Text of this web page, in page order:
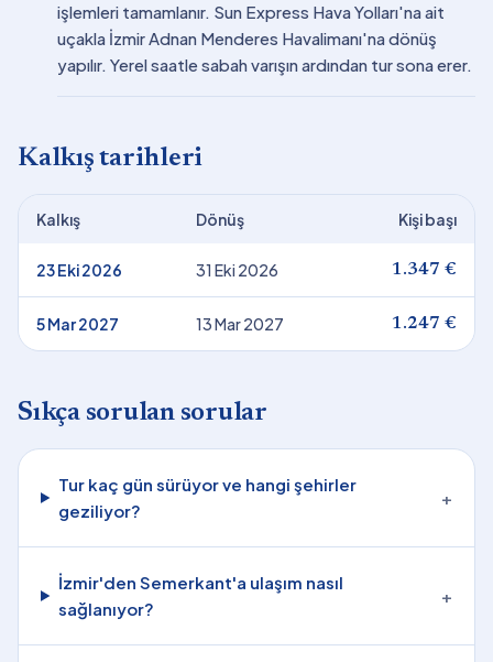
işlemleri tamamlanır. Sun Express Hava Yolları'na ait
uçakla İzmir Adnan Menderes Havalimanı'na dönüş
yapılır. Yerel saatle sabah varışın ardından tur sona erer.
Kalkış tarihleri
Kalkış Dönüş Kişi başı
23 Eki 2026 31 Eki 2026 1.347 €
5 Mar 2027 13 Mar 2027 1.247 €
Sıkça sorulan sorular
Tur kaç gün sürüyor ve hangi şehirler
geziliyor?
+
İzmir'den Semerkant'a ulaşım nasıl
sağlanıyor?
+